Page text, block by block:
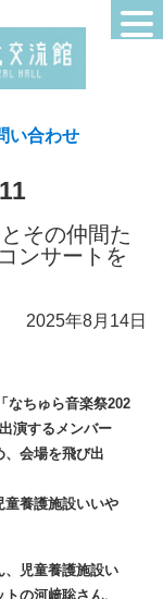
い合わせ
その仲間た
ンサートを
2025年8月14日
なちゅら音楽祭202
演するメンバー
会場を飛び出
童養護施設いいや
、児童養護施設い
の河﨑聡さん、